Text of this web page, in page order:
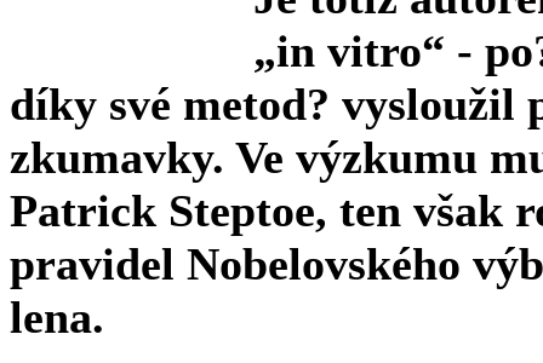
„in vitro“ -
díky své metod? vysloužil
zkumavky. Ve výzkumu
Patrick Steptoe, ten však
pravidel Nobelovského
lena.